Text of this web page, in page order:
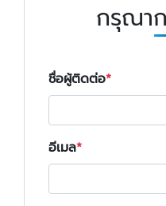
กรุณา
ชื่อผู้ติดต่อ
อีเมล